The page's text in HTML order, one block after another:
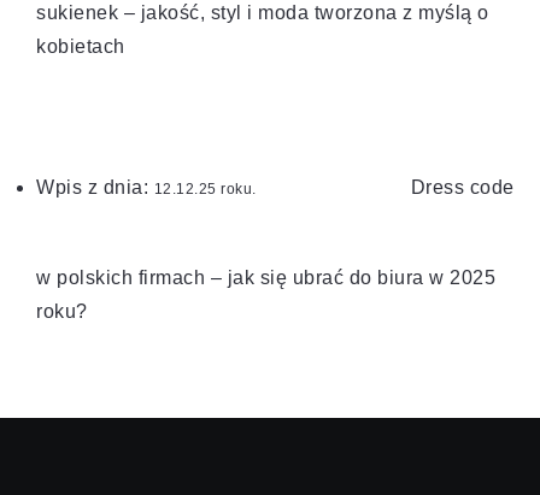
sukienek – jakość, styl i moda tworzona z myślą o
kobietach
Wpis z dnia: roku. Dress code
w polskich firmach – jak się ubrać do biura w 2025
roku?